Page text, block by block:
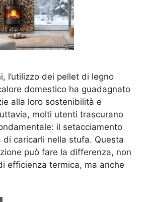
l’utilizzo dei pellet di legno
domestico ha guadagnato
alla loro sostenibilità e
molti utenti trascurano
il setacciamento
di caricarli nella stufa. Questa
può fare la differenza, non
efficienza termica, ma anche